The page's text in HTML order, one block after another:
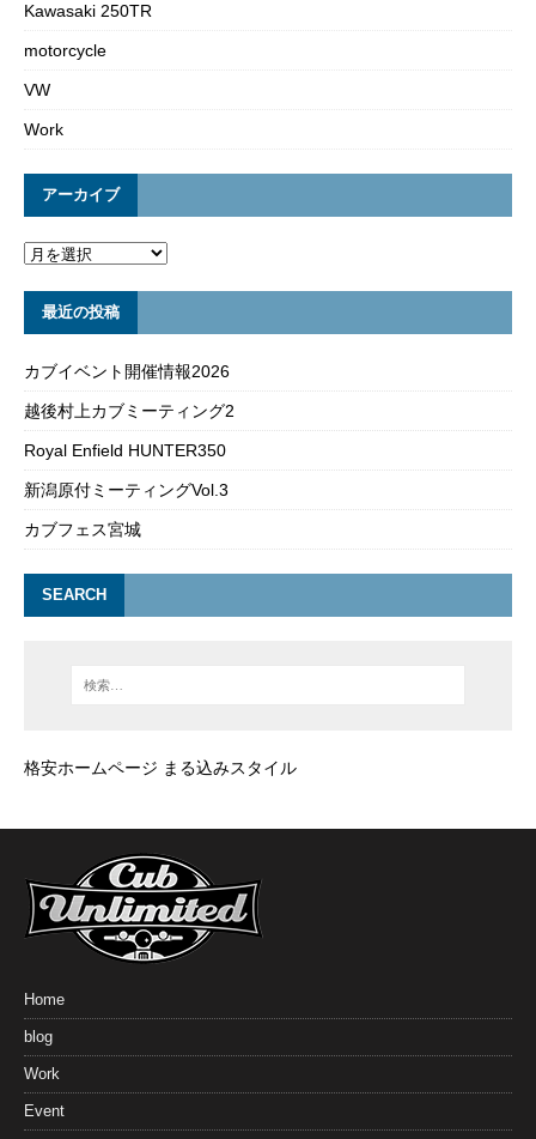
Kawasaki 250TR
motorcycle
VW
Work
アーカイブ
最近の投稿
カブイベント開催情報2026
越後村上カブミーティング2
Royal Enfield HUNTER350
新潟原付ミーティングVol.3
カブフェス宮城
SEARCH
格安ホームページ まる込みスタイル
Home
blog
Work
Event